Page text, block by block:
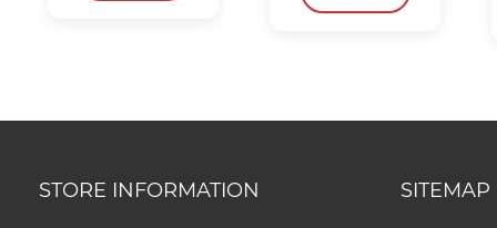
STORE INFORMATION SITEMAP